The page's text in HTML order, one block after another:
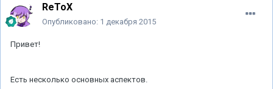
ReToX
Опубликовано: 1 декабря 2015
Привет!
Есть несколько основных аспектов.